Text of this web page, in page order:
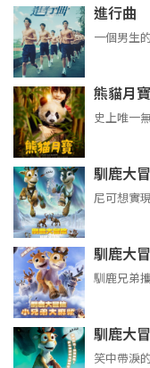
進行曲
一個男生
熊貓月寶
史上唯一
馴鹿大
尼可想實
馴鹿大
馴鹿兄弟
馴鹿大
笑中帶淚